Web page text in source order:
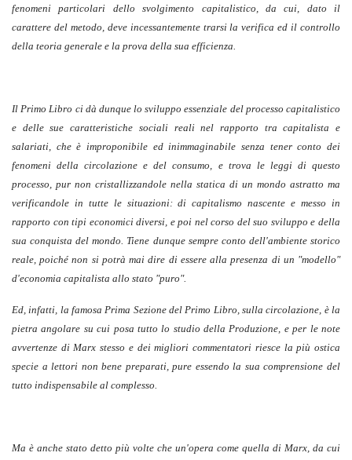
fenomeni particolari dello svolgimento capitalistico, da cui, dato il
carattere del metodo, deve incessantemente trarsi la verifica ed il controllo
della teoria generale e la prova della sua efficienza.
Il Primo Libro ci dà dunque lo sviluppo essenziale del processo capitalistico
e delle sue caratteristiche sociali reali nel rapporto tra capitalista e
salariati, che è improponibile ed inimmaginabile senza tener conto dei
fenomeni della circolazione e del consumo, e trova le leggi di questo
processo, pur non cristallizzandole nella statica di un mondo astratto ma
verificandole in tutte le situazioni: di capitalismo nascente e messo in
rapporto con tipi economici diversi, e poi nel corso del suo sviluppo e della
sua conquista del mondo. Tiene dunque sempre conto dell'ambiente storico
reale, poiché non si potrà mai dire di essere alla presenza di un "modello"
d'economia capitalista allo stato "puro".
Ed, infatti, la famosa Prima Sezione del Primo Libro, sulla circolazione, è la
pietra angolare su cui posa tutto lo studio della Produzione, e per le note
avvertenze di Marx stesso e dei migliori commentatori riesce la più ostica
specie a lettori non bene preparati, pure essendo la sua comprensione del
tutto indispensabile al complesso.
Ma è anche stato detto più volte che un'opera come quella di Marx, da cui